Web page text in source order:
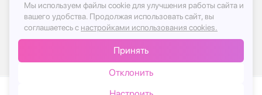
© 2017-2026г, База Цветов 24.ру
Политика конфиденциальности
Публичная оферта
Мы используем файлы cookie для улучшения работы сайта и
вашего удобства. Продолжая использовать сайт, вы
соглашаетесь с настройками использования cookies.
Принять
Отклонить